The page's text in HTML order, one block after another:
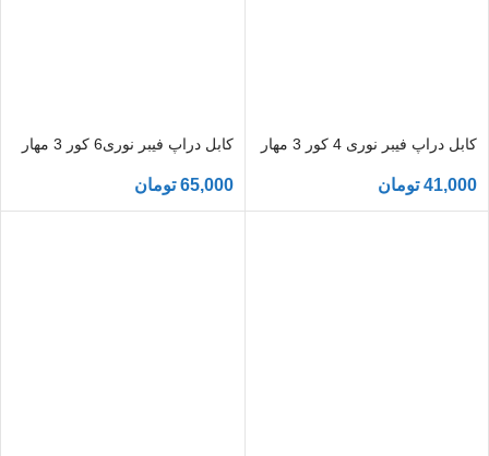
کابل دراپ فیبر نوری 4 کور 3 مهار
41,000 تومان
کابل دراپ فیبر نوری6 کور 3 مهار
65,000 تومان